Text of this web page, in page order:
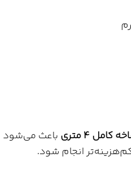
کامل 4 متری
باعث می‌شود
انجام شود.